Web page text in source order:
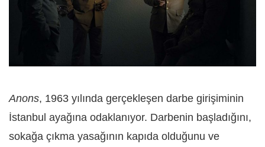
Anons, 1963 yılında gerçekleşen darbe girişiminin
İstanbul ayağına odaklanıyor. Darbenin başladığını,
sokağa çıkma yasağının kapıda olduğunu ve